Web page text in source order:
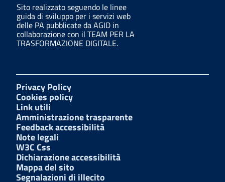
Sito realizzato seguendo le linee
guida di sviluppo per i servizi web
delle PA pubblicate da AGID in
collaborazione con il TEAM PER LA
TRASFORMAZIONE DIGITALE.
Privacy Policy
Cookies policy
Link utili
Amministrazione trasparente
Feedback accessibilità
Note legali
W3C Css
Dichiarazione accessibilità
Mappa del sito
Segnalazioni di illecito